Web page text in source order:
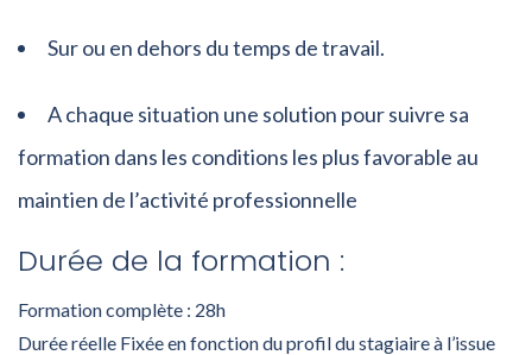
Sur ou en dehors du temps de travail.
A chaque situation une solution pour suivre sa
formation dans les conditions les plus favorable au
maintien de l’activité professionnelle
Durée de la formation :
Formation complète : 28h
Durée réelle Fixée en fonction du profil du stagiaire à l’issue